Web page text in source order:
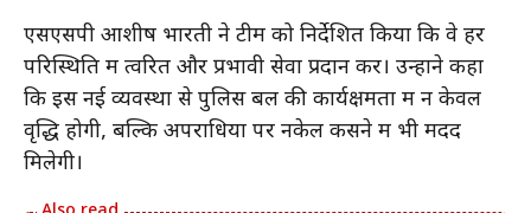
एसएसपी आशीष भारती ने टीम को निर्देशित किया कि वे हर
परिस्थिति में त्वरित और प्रभावी सेवा प्रदान करें। उन्होंने कहा
कि इस नई व्यवस्था से पुलिस बल की कार्यक्षमता में न केवल
वृद्धि होगी, बल्कि अपराधियों पर नकेल कसने में भी मदद
मिलेगी।